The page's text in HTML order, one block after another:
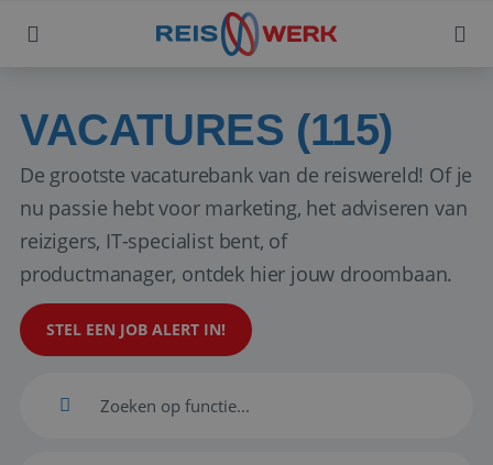
VACATURES (115)
De grootste vacaturebank van de reiswereld! Of je
nu passie hebt voor marketing, het adviseren van
reizigers, IT-specialist bent, of
productmanager, ontdek hier jouw droombaan.
STEL EEN JOB ALERT IN!